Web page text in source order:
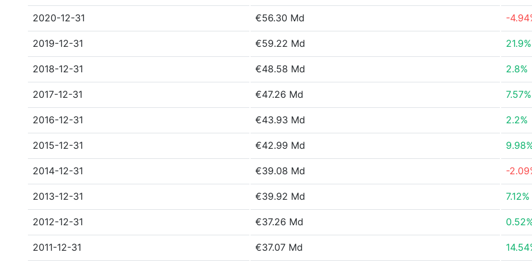
2020-12-31 €56.30 Md -
2019-12-31 €59.22 Md 21.9%
2018-12-31 €48.58 Md 2.8%
2017-12-31 €47.26 Md 7.57%
2016-12-31 €43.93 Md 2.2%
2015-12-31 €42.99 Md
2014-12-31 €39.08 Md -
2013-12-31 €39.92 Md 7.12%
2012-12-31 €37.26 Md
2011-12-31 €37.07 Md